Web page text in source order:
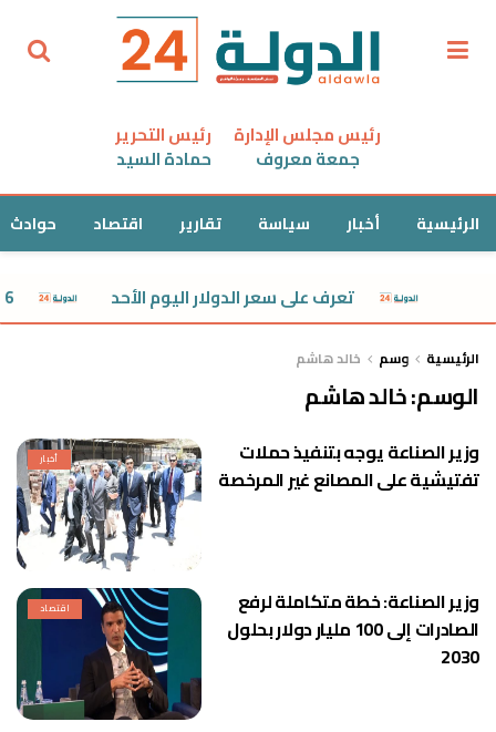
رئيس مجلس الإدارة
جمعة معروف
رئيس التحرير
حمادة السيد
الرئيسية أخبار سياسة تقارير اقتصاد حوادث
تعرف على سعر الدولار اليوم الأحد 36 رحلة دولية تصل مرسى علم اليوم الأحد
الرئيسية وسم خالد هاشم
الوسم:خالد هاشم
أخبار
وزير الصناعة يوجه بتنفيذ حملات
تفتيشية على المصانع غير المرخصة
اقتصاد
وزير الصناعة: خطة متكاملة لرفع
الصادرات إلى 100 مليار دولار بحلول
2030